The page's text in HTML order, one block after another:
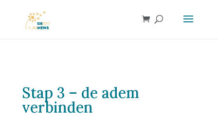
Stap 3 – de adem
verbinden